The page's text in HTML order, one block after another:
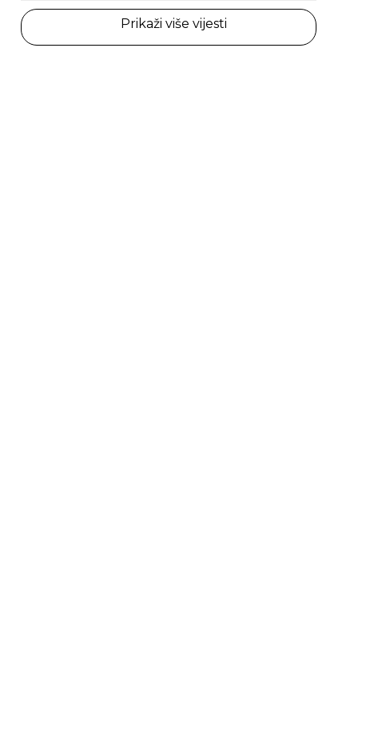
Prikaži više vijesti